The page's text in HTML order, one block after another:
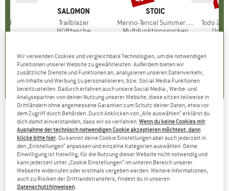
0.8
MARKE
SALOMON
Artikel
Trailblazer
Produktgruppe
Hüfttasche
5.0(1)
MARKE
STOIC
Artikel
Merino-Tencel Summer Quarter Socks
Produktgruppe
Multifunktionssocken
4.8(39)
Artikel
Todo 22
NORRØNA -Femund Econyl70 6L Hip Pack -
Hüfttasche
(0)
Wir verwenden Cookies und vergleichbare Technologien, um die notwendigen
Funktionen unserer Website zu gewährleisten. Außerdem bieten wir
zusätzliche Dienste und Funktionen an, analysieren unseren Datenverkehr,
um Inhalte und Werbung zu personalisieren, bzw. Social Media-Funktionen
bereitzustellen. Dadurch erfahren auch unsere Social Media-, Werbe- und
Analysepartner von deiner Nutzung unserer Website; diese sitzen teilweise in
Drittländern ohne angemessene Garantien zum Schutz deiner Daten, etwa vor
dem Zugriff durch Behörden. Durch Anklicken von „Alle auswählen“ erklärst du
dich damit einverstanden, dass wir so verfahren.Wenn du keine Cookies mit
Ausnahme der technisch notwendigen Cookie akzeptieren möchtest, dann
klicke bitte hier . Du kannst deine Cookie Einstellungen aber auch jederzeit in
den „Einstellungen“ anpassen und einzelne Kategorien auswählen. Deine
Einwilligung ist freiwillig, für die Nutzung dieser Website nicht notwendig und
kann jederzeit unter „Cookie Einstellungen“ im unteren Bereich unserer
Webseite widerrufen oder erstmals vergeben werden. Weitere Informationen,
auch zu Risiken der Drittlandstransfers, findest du in unseren
Datenschutzhinweisen